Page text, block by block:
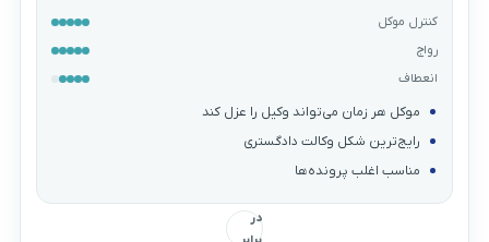
کنترل موکل
رواج
انعطاف
موکل هر زمان می‌تواند وکیل را عزل کند
رایج‌ترین شکل وکالت دادگستری
مناسب اغلب پرونده‌ها
در